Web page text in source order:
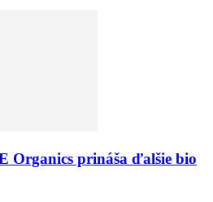
Organics prináša ďalšie bio